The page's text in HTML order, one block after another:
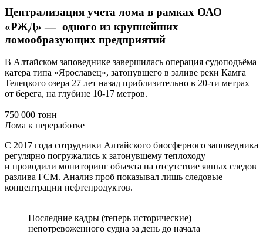
Централизация учета лома в рамках ОАО
«РЖД» — одного из крупнейших
ломообразующих предприятий
В Алтайском заповеднике завершилась операция судоподъёма
катера типа «Ярославец», затонувшего в заливе реки Камга
Телецкого озера 27 лет назад приблизительно в 20-ти метрах
от берега, на глубине 10-17 метров.
750 000 тонн
Лома к переработке
С 2017 года сотрудники Алтайского биосферного заповедника
регулярно погружались к затонувшему теплоходу
и проводили мониторинг объекта на отсутствие явных следов
разлива ГСМ. Анализ проб показывал лишь следовые
концентрации нефтепродуктов.
Последние кадры (теперь исторические)
непотревоженного судна за день до начала